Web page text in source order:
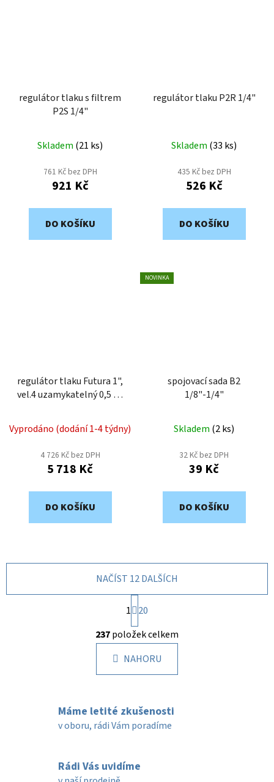
regulátor tlaku s filtrem
P2S 1/4"
Skladem (21 ks)
761 Kč bez DPH
921 Kč
DO KOŠÍKU
regulátor tlaku P2R 1/4"
Skladem (33 ks)
435 Kč bez DPH
526 Kč
DO KOŠÍKU
regulátor tlaku Futura 1",
vel.4 uzamykatelný 0,5 až
Vyprodáno (dodání 1-4 týdny)
4 726 Kč bez DPH
5 718 Kč
DO KOŠÍKU
NOVINKA
spojovací sada B2
1/8"-1/4"
Skladem (2 ks)
32 Kč bez DPH
39 Kč
DO KOŠÍKU
O
v
l
á
d
c
í
p
k
NAČÍST 12 DALŠÍCH
S
t
r
á
n
k
n
í
1
20
237položek celkem
NAHORU
Máme letité zkušenosti
v oboru, rádi Vám poradíme
Rádi Vás uvidíme